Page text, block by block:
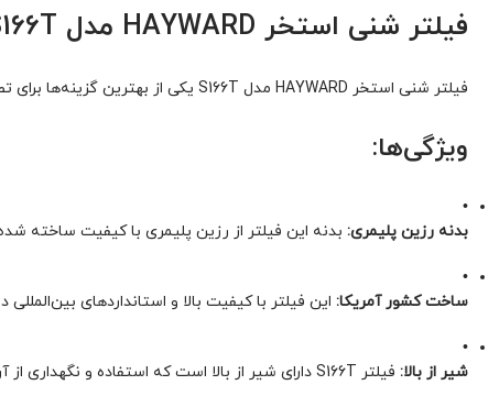
فیلتر شنی استخر HAYWARD مدل S166T
فیلتر شنی استخر HAYWARD مدل S166T یکی از بهترین گزینه‌ها برای تصفیه آب استخرها است. این فیلتر با ویژگی‌های خاص خود، کارایی بالایی در تصفیه آب دارد و به خوبی نیازهای شما را برآورده می‌کند.
ویژگی‌ها:
•
بدنه رزین پلیمری:بدنه این فیلتر از رزین پلیمری با کیفیت ساخته
•
ساخت کشور آمریکا:این فیلتر با کیفیت بالا و استانداردهای
•
شیر از بالا:فیلتر S166T دارای شیر از بالا است که استفاده و نگهداری از آن را بسیار آسان می‌کند. این طراحی به شما این امکان را می‌دهد که به راحتی عملیات شستشو و تغییر حالت فیلتر را انجام دهید.